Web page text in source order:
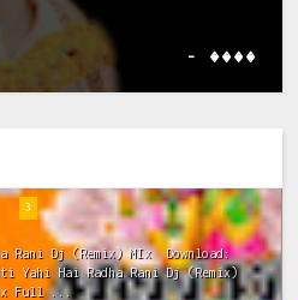
- ����
4
Me Rang Le Radha Krishna पूज्य जया
अपडेट्स के लिए हमारा फेसबुक पेज